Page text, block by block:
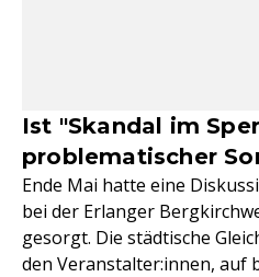
Ist "Skandal im
problematischer
Ende Mai hatte eine
bei der Erlanger
gesorgt. Die städtische
den Veranstalter:innen, auf